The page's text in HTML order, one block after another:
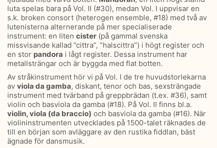
luta spelas bara på Vol. II (#30), medan Vol. I uppvisar en
s.k. broken consort (heterogen ensemble, #18) med två av
lutenisterna alternerande på mer specialiserade
instrument: en liten cister (på gammal svenska
missvisande kallad ”cittra”, ”halscittra”) i högt register och
en stor pandora i lågt register. Dessa instrument har
metallsträngar och är byggda med flat botten.
Av stråkinstrument hör vi på Vol. I de tre huvudstorlekarna
av viola da gamba, diskant, tenor och bas, sexsträngade
instrument med tvärband på greppbrädan (t.ex. #36), samt
violin och basviola da gamba (#18). På Vol. II finns bl.a.
violin, viola (da braccio) och basviola da gamba (#16). När
violininstrumenten utvecklades på 1500-talet räknades de
till en början som avläggare av den rustika fiddlan, bäst
ägnade för dansmusik.